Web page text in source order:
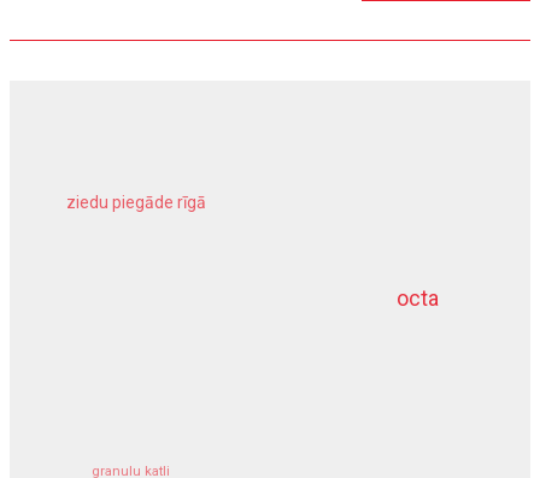
octa
ziedu piegāde rīgā
granulu katli
dziļurbums